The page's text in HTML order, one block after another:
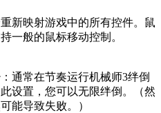
新映射游戏中的所有控件。鼠
一般的鼠标移动控制。
通常在节奏运行机械师3绊倒
设置，您可以无限绊倒。（然
能导致失败。）